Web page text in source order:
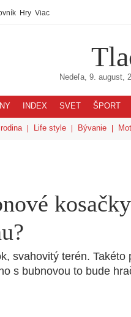
Hry Viac
Nedeľa, 9. august,
INDEX SVET ŠPORT
Life style Bývanie
svahovitý terén. Takéto
s bubnovou to bude